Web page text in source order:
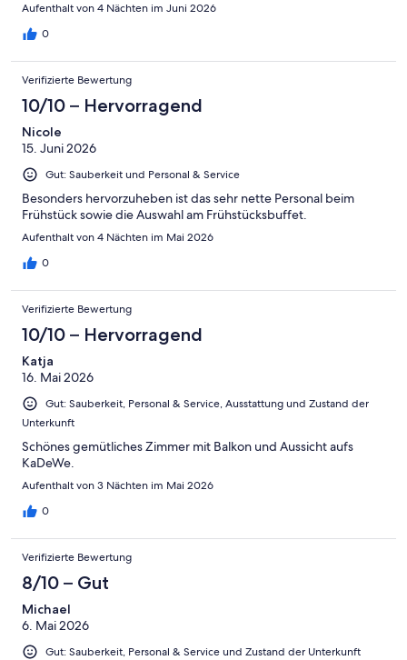
Aufenthalt von 4 Nächten im Juni 2026
0
Verifizierte Bewertung
10/10 – Hervorragend
Nicole
15. Juni 2026
Gut: Sauberkeit und Personal & Service
Besonders hervorzuheben ist das sehr nette Personal beim
Frühstück sowie die Auswahl am Frühstücksbuffet.
Aufenthalt von 4 Nächten im Mai 2026
0
Verifizierte Bewertung
10/10 – Hervorragend
Katja
16. Mai 2026
Gut: Sauberkeit, Personal & Service, Ausstattung und Zustand der
Unterkunft
Schönes gemütliches Zimmer mit Balkon und Aussicht aufs
KaDeWe.
Aufenthalt von 3 Nächten im Mai 2026
0
Verifizierte Bewertung
8/10 – Gut
Michael
6. Mai 2026
Gut: Sauberkeit, Personal & Service und Zustand der Unterkunft